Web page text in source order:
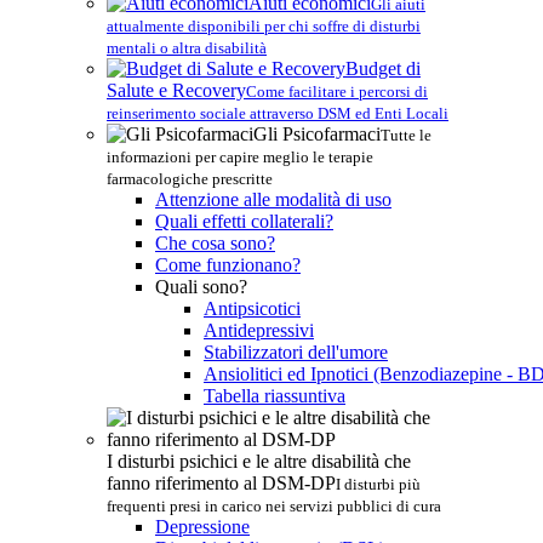
Gli aiuti
attualmente disponibili per chi soffre di disturbi
mentali o altra disabilità
Budget di
Salute e RecoveryCome facilitare i percorsi di
reinserimento sociale attraverso DSM ed Enti Locali
Gli PsicofarmaciTutte le
informazioni per capire meglio le terapie
farmacologiche prescritte
Attenzione alle modalità di uso
Quali effetti collaterali?
Che cosa sono?
Come funzionano?
Quali sono?
Antipsicotici
Antidepressivi
Stabilizzatori dell'umore
Ansiolitici ed Ipnotici (Benzodiazepine -
Tabella riassuntiva
I disturbi psichici e le altre disabilità che
fanno riferimento al DSM-DPI disturbi più
frequenti presi in carico nei servizi pubblici di cura
Depressione